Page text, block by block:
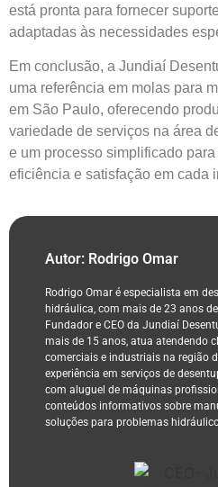
está pronta para fornecer
adaptadas às necessidades
Em conclusão, a Jundiaí
uma referência em molas para
em São Paulo, oferecendo
variedade de serviços na área
e um processo simplificado
eficiência e satisfação em cada
Autor: Rodrigo Omar
Rodrigo Omar é especialista em
hidráulica, com mais de 23 anos
Fundador e CEO da Jundiaí
mais de 15 anos, atua atendendo
comerciais e industriais na região
experiência em serviços de
com aluguel de máquinas
conteúdos informativos sobre
soluções para problemas